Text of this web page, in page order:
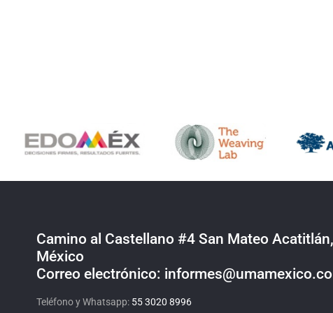
Camino al Castellano #4 San Mateo
México
Correo electrónico:
Teléfono y Whatsapp: 55 3020 8996